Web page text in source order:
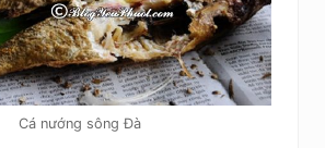
Cá nướng sông Đà